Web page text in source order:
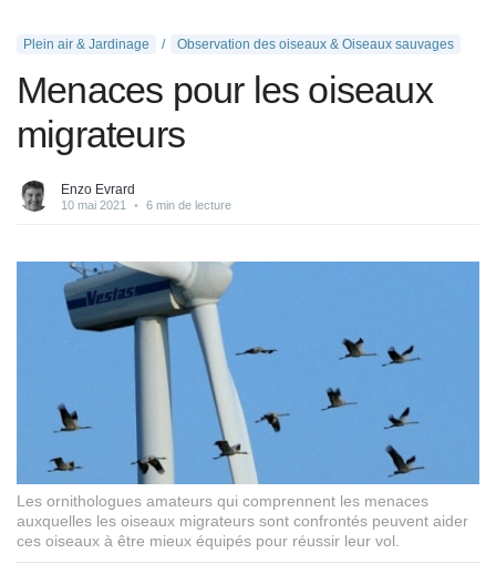
Plein air & Jardinage Observation des oiseaux & Oiseaux sauvages
Menaces pour les oiseaux
migrateurs
Enzo Evrard
10 mai 2021 • 6 min de lecture
Les ornithologues amateurs qui comprennent les menaces
auxquelles les oiseaux migrateurs sont confrontés peuvent aider
ces oiseaux à être mieux équipés pour réussir leur vol.